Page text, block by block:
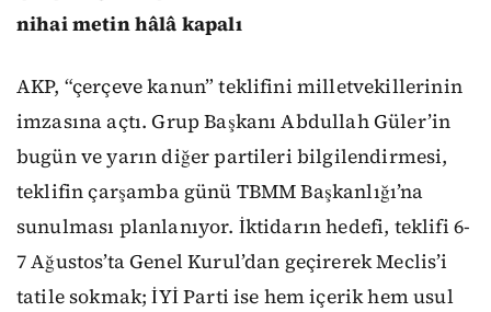
nihai metin hâlâ kapalı
AKP, “çerçeve kanun” teklifini milletvekillerinin
imzasına açtı. Grup Başkanı Abdullah Güler’in
bugün ve yarın diğer partileri bilgilendirmesi,
teklifin çarşamba günü TBMM Başkanlığı’na
sunulması planlanıyor. İktidarın hedefi, teklifi 6-
7 Ağustos’ta Genel Kurul’dan geçirerek Meclis’i
tatile sokmak; İYİ Parti ise hem içerik hem usul